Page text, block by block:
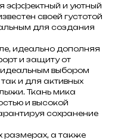
эффектный и уютный
своей густотой
для создания
идеально дополняя
и защиту от
идеальным выбором
и для активных
Ткань мика
и высокой
сохранение
размерах, а также